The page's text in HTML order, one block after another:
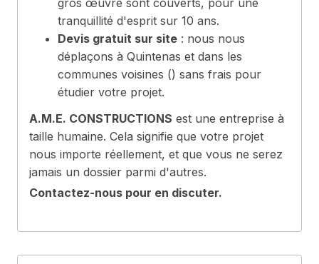
gros œuvre sont couverts, pour une
tranquillité d'esprit sur 10 ans.
Devis gratuit sur site : nous nous
déplaçons à Quintenas et dans les
communes voisines () sans frais pour
étudier votre projet.
A.M.E. CONSTRUCTIONS est une entreprise à
taille humaine. Cela signifie que votre projet
nous importe réellement, et que vous ne serez
jamais un dossier parmi d'autres.
Contactez-nous pour en discuter.